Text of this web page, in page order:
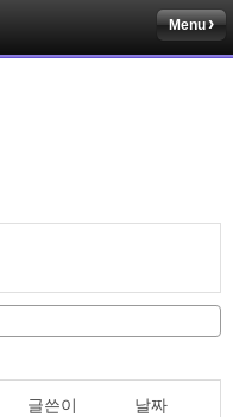
Menu
글쓴이 날짜